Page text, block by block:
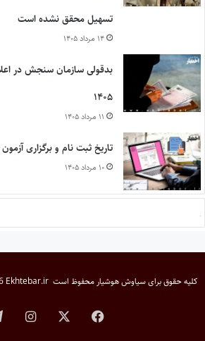
تسهیل محقق نشده است
۱۴ مرداد ۱۴۰۵
بدقولی سازمان سنجش در
۱۴۰۵
۱۱ مرداد ۱۴۰۵
تاریخ ثبت نام و برگزاری آزمون
۱۰ مرداد ۱۴۰۵
کلیه حقوق برایسیاوش هوشیار محفوظ است Ekhtebar.ir